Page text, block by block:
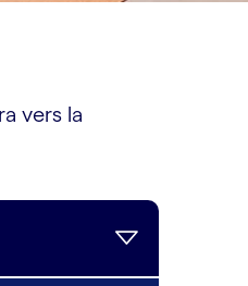
vers la